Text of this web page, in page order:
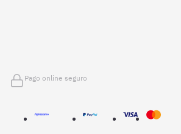
Pago online seguro